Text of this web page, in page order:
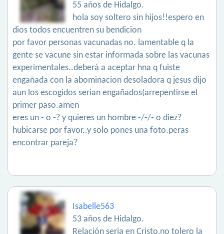
55 años de Hidalgo.
hola soy soltero sin hijos!!espero en
dios todos encuentren su bendicion
por favor personas vacunadas no. lamentable q la
gente se vacune sin estar informada sobre las vacunas
experimentales..deberá a aceptar hna q fuiste
engañada con la abominacion desoladora q jesus dijo
aun los escogidos serian engañados(arrepentirse el
primer paso.amen
eres un - o -? y quieres un hombre -/-/- o diez?
hubicarse por favor..y solo pones una foto.peras
encontrar pareja?
Isabelle563
53 años de Hidalgo.
Relación seria en Cristo,no tolero la